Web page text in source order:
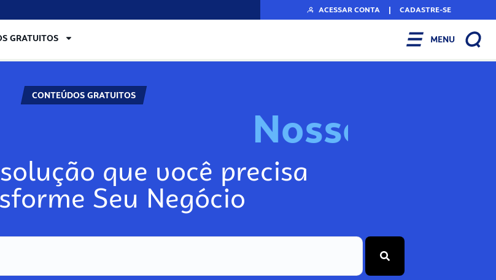
ACESSAR CONTA | CADASTRE-SE
GRATUITOS MENU
CONTEÚDOS GRATUITOS
No
que você precisa
Seu Negócio